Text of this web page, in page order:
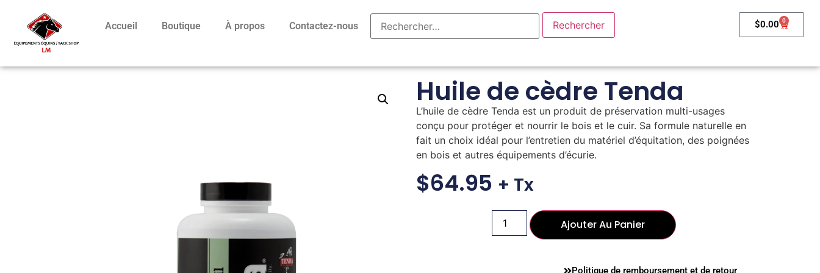
Accueil Boutique À propos Contactez-nous $0.00 0
Huile de cèdre Tenda
L’huile de cèdre Tenda est un produit de préservation multi-usages
conçu pour protéger et nourrir le bois et le cuir. Sa formule naturelle en
fait un choix idéal pour l’entretien du matériel d’équitation, des poignées
en bois et autres équipements d’écurie.
$64.95 + Tx
Ajouter Au Panier
Politique de remboursement et de retour